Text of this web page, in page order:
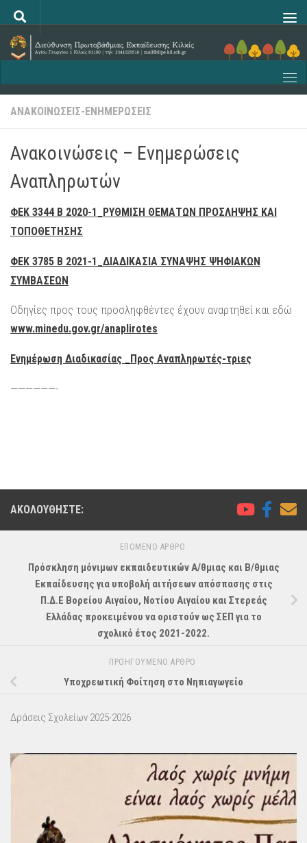
Skip to content
ΑΝΑΚΟΙΝΩΣΕΙΣ-ΕΝΗΜΕΡΩΣΕΙΣ
Ανακοινώσεις – Ενημερώσεις
Αναπληρωτών
ΦΕΚ 3344 Β 2020-1_ΡΥΘΜΙΣΗ ΘΕΜΑΤΩΝ ΠΡΟΣΛΗΨΗΣ ΚΑΙ
ΤΟΠΟΘΕΤΗΣΗΣ
ΦΕΚ 3785 Β 2021-1_ΔΙΑΔΙΚΑΣΙΑ ΣΥΝΑΨΗΣ ΨΗΦΙΑΚΩΝ
ΣΥΜΒΑΣΕΩΝ
Οδηγίες προς τους προσληφθέντες έχουν αναρτηθεί και εδώ
www.minedu.gov.gr/anaplirotes
Ενημέρωση Διαδικασίας _Προς Αναπληρωτές-τριες
——————-
ΑΚΟΛΟΥΘΉΣΤΕ:
ΕΠΌΜΕΝΟ ΆΡΘΡΟ
Πρόσκληση μόνιμων εκπαιδευτικών A/θμιας και B/θμιας
Εκπαίδευσης για υποβολή αιτήσεων απόσπασης στις
Π.Δ.E Βορείου Αιγαίου, Νοτίου Αιγαίου και Στερεάς
Ελλάδας προκειμένου να οριστούν ως ΣΕΠ για το
σχολικό έτος 2021-2022.
ΠΡΟΗΓΟΎΜΕΝΟ ΆΡΘΡΟ
Υποχρεωτική Φοίτηση στο Νηπιαγωγείο
Δράσεις Σχολείων 2025-2026